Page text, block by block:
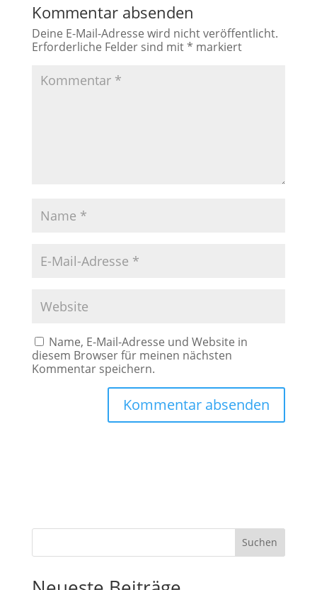
Kommentar absenden
Deine E-Mail-Adresse wird nicht veröffentlicht.
Erforderliche Felder sind mit* markiert
Name, E-Mail-Adresse und Website in
diesem Browser für meinen nächsten
Kommentar speichern.
Suchen